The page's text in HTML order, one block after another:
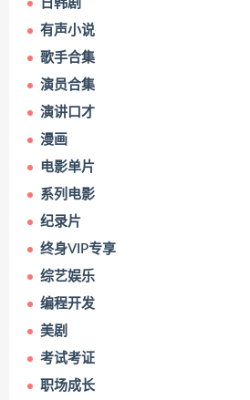
日韩剧
有声小说
歌手合集
演员合集
演讲口才
漫画
电影单片
系列电影
纪录片
终身VIP专享
综艺娱乐
编程开发
美剧
考试考证
职场成长